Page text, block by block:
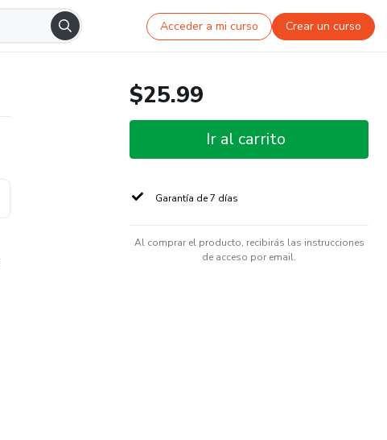
Acceder a mi curso Crear un curso
$25.99
Ir al carrito
Garantía de 7 días
Al comprar el producto, recibirás las instrucciones
de acceso por email.